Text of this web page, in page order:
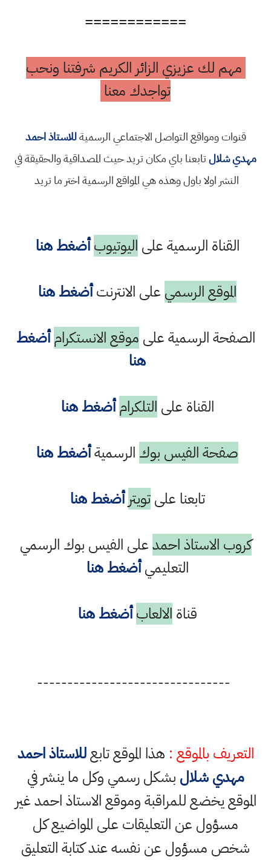
============
مهم لك عزيزي الزائر الكريم شرفتنا ونحب
تواجدك معنا
قنوات ومواقع التواصل الاجتماعي الرسميةللاستاذ احمد
مهدي شلالتابعنا باي مكان تريد حيث المصداقية والحقيقة في
النشر اولا باول وهذه هي المواقع الرسمية اختر ما تريد
القناة الرسمية على اليوتيوب أضغط هنا
الموقع الرسمي على الانترنتأضغط هنا
الصفحة الرسمية على موقع الانستكرام أضغط
هنا
القناة على التلكرام أضغط هنا
صفحة الفيس بوك الرسميةأضغط هنا
تابعنا علىتويتر أضغط هنا
كروب الاستاذ احمدعلى الفيس بوك الرسمي
التعليميأضغط هنا
قناة الالعاب أضغط هنا
--------------------------------
التعريف بالموقع : هذا الموقع تابعللاستاذ احمد
مهدي شلال بشكل رسمي وكل ما ينشر في
الموقع يخضع للمراقبة وموقع الاستاذ احمد غير
مسؤول عن التعليقات على المواضيع كل
شخص مسؤول عن نفسه عند كتابة التعليق